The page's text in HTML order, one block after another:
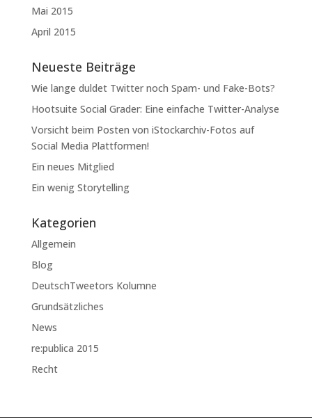
Mai 2015
April 2015
Neueste Beiträge
Wie lange duldet Twitter noch Spam- und Fake-Bots?
Hootsuite Social Grader: Eine einfache Twitter-Analyse
Vorsicht beim Posten von iStockarchiv-Fotos auf
Social Media Plattformen!
Ein neues Mitglied
Ein wenig Storytelling
Kategorien
Allgemein
Blog
DeutschTweetors Kolumne
Grundsätzliches
News
re:publica 2015
Recht